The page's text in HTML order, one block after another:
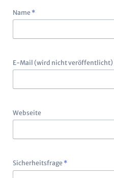
Pflichtfeld
Name *
Pflichtfeld
E-Mail (wird nicht veröffentlicht)
Webseite
Pflichtfeld
Sicherheitsfrage *